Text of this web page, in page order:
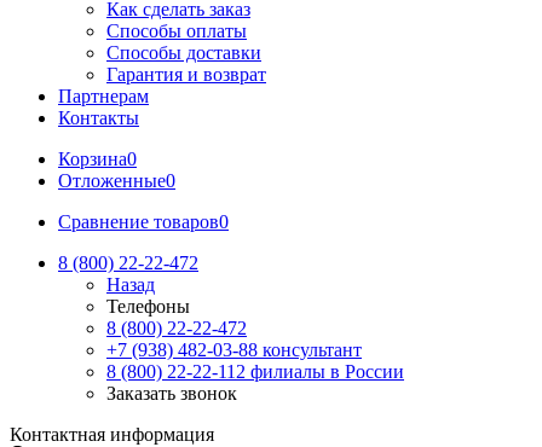
Как сделать заказ
Способы оплаты
Способы доставки
Гарантия и возврат
Партнерам
Контакты
Корзина0
Отложенные0
Сравнение товаров0
8 (800) 22-22-472
Назад
Телефоны
8 (800) 22-22-472
+7 (938) 482-03-88 консультант
8 (800) 22-22-112 филиалы в России
Заказать звонок
Контактная информация